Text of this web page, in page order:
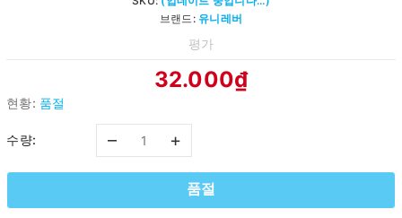
브랜드: 유니레버
평가
32.000₫
현황: 품절
수량: – +
품절